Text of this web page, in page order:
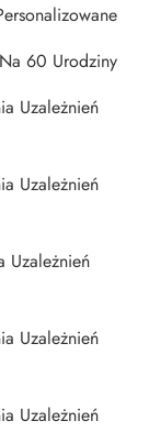
60 Urodziny
Uzależnień
Uzależnień
Uzależnień
Uzależnień
Uzależnień